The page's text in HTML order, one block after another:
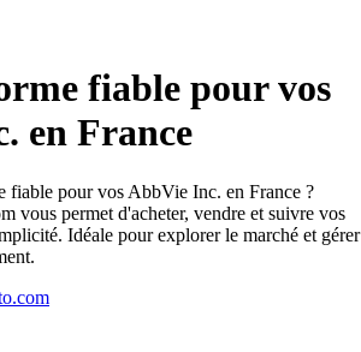
fiable pour vos
en France
fiable pour vos AbbVie Inc. en France ?
vous permet d'acheter, vendre et suivre vos
Idéale pour explorer le marché et gérer